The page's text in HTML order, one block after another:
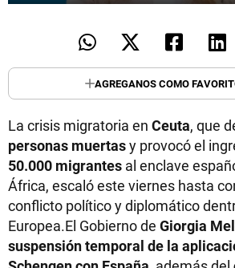
AGREGANOS COMO
La crisis migratoria en Ceuta, que
personas muertasy provocó el
50.000 migrantes al enclave
África, escaló este viernes hasta
conflicto político y diplomático
Europea.El Gobierno de Giorgia
suspensión temporal de la